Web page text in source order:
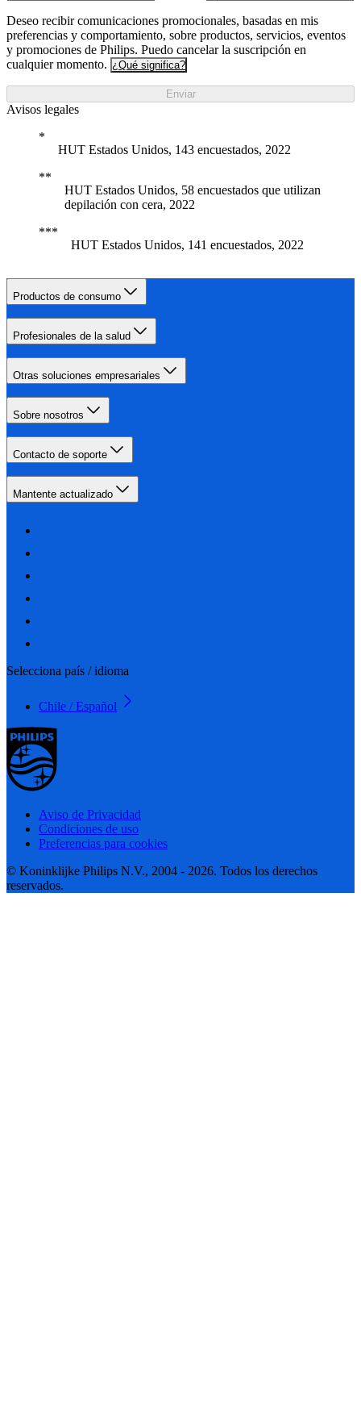
Deseo recibir comunicaciones promocionales, basadas en mis
preferencias y comportamiento, sobre productos, servicios, eventos
y promociones de Philips. Puedo cancelar la suscripción en
cualquier momento. ¿Qué significa?
Enviar
Avisos legales
HUT Estados Unidos, 143 encuestados, 2022
HUT Estados Unidos, 58 encuestados que utilizan
depilación con cera, 2022
HUT Estados Unidos, 141 encuestados, 2022
Productos de consumo
Profesionales de la salud
Otras soluciones empresariales
Sobre nosotros
Contacto de soporte
Mantente actualizado
Selecciona país / idioma
Chile / Español
Aviso de Privacidad
Condiciones de uso
Preferencias para cookies
© Koninklijke Philips N.V., 2004 - 2026. Todos los derechos
reservados.